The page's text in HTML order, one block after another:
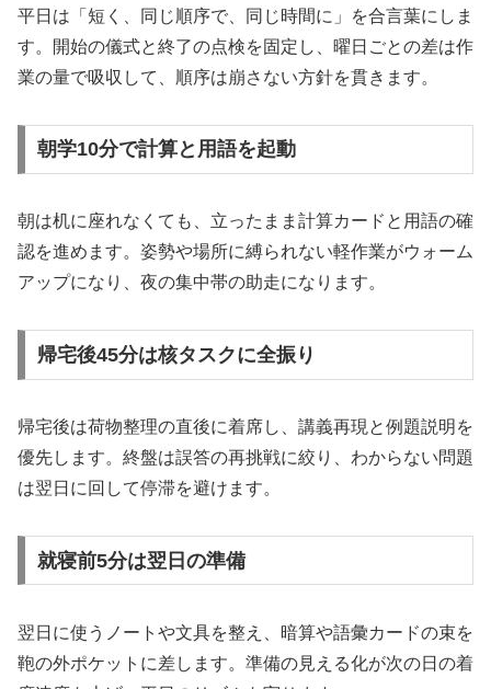
平日は「短く、同じ順序で、同じ時間に」を合言葉にしま
す。開始の儀式と終了の点検を固定し、曜日ごとの差は作
業の量で吸収して、順序は崩さない方針を貫きます。
朝学10分で計算と用語を起動
朝は机に座れなくても、立ったまま計算カードと用語の確
認を進めます。姿勢や場所に縛られない軽作業がウォーム
アップになり、夜の集中帯の助走になります。
帰宅後45分は核タスクに全振り
帰宅後は荷物整理の直後に着席し、講義再現と例題説明を
優先します。終盤は誤答の再挑戦に絞り、わからない問題
は翌日に回して停滞を避けます。
就寝前5分は翌日の準備
翌日に使うノートや文具を整え、暗算や語彙カードの束を
鞄の外ポケットに差します。準備の見える化が次の日の着